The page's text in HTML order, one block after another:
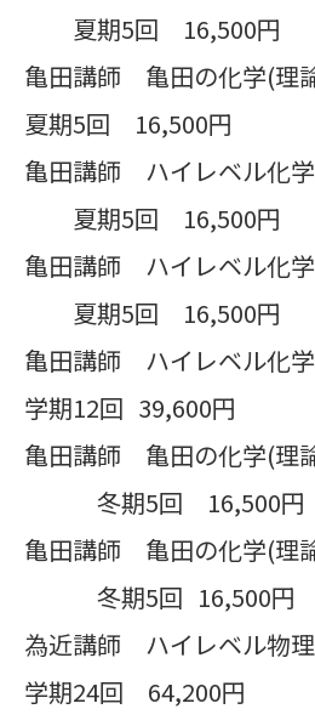
夏期5回 16,500円
亀田講師 亀田の化
夏期5回 16,500円
亀田講師 ハイレベル
夏期5回 16,500円
亀田講師 ハイレベル
夏期5回 16,500円
亀田講師 ハイ
学期12回 39,600円
亀田講師 亀田の化学(
冬期5回 16,500円
亀田講師 亀田の化学(
冬期5回 16,500円
為近講師 ハイ
学期24回 64,200円